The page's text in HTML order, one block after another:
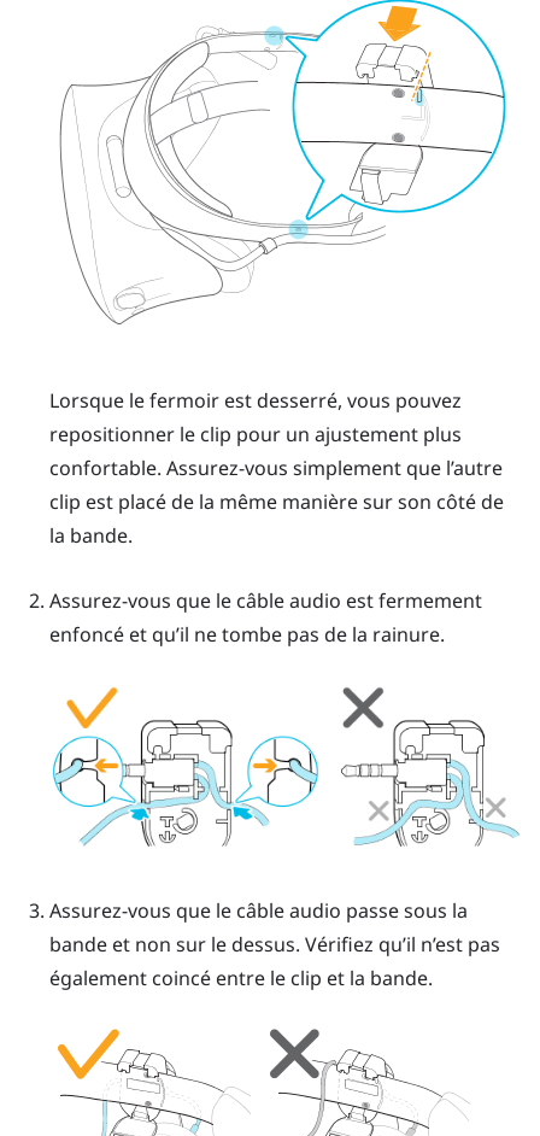
Lorsque le fermoir est desserré, vous pouvez
repositionner le clip pour un ajustement plus
confortable. Assurez-vous simplement que l’autre
clip est placé de la même manière sur son côté de
la bande.
Assurez-vous que le câble audio est fermement
enfoncé et qu’il ne tombe pas de la rainure.
Assurez-vous que le câble audio passe sous la
bande et non sur le dessus. Vérifiez qu’il n’est pas
également coincé entre le clip et la bande.